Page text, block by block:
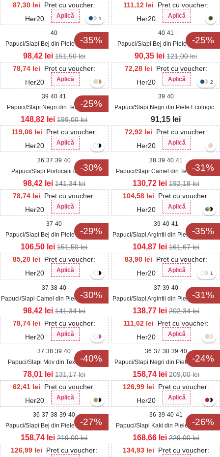
87,30 lei
Pret cu voucher:
Her20
Aplică
111,12 lei
Pret cu voucher:
Her20
Aplică
-35%
1
40
Papuci/Slapi Bej din Piele Ecologica
Intoarsa Nancie
78,74 lei
Pret cu voucher:
Her20
Aplică
98,42 lei 151,50lei
-25%
40 41
Papuci/Slapi Bej din Piele Ecologica
Edite
72,28 lei
Pret cu voucher:
Her20
Aplică
90,35 lei 121,00lei
-25%
39 40 41
Papuci/Slapi Negri din Textil Navari
119,06 lei
Pret cu voucher:
Her20
Aplică
148,82 lei 199,00lei
2
39 40
Papuci/Slapi Negri din Piele Ecologica
Oxana
72,92 lei
Pret cu voucher:
Her20
Aplică
91,15 lei
-30%
36 37 39 40
Papuci/Slapi Portocalii din Piele
Ecologica Zetay
78,74 lei
Pret cu voucher:
Her20
Aplică
98,42 lei 141,34lei
-31%
38 39 40 41
Papuci/Slapi Camel din Textil Maddie
104,58 lei
Pret cu voucher:
Her20
Aplică
130,72 lei 192,18lei
-29%
37 40
Papuci/Slapi Bej din Piele Ecologica
Nuala
85,20 lei
Pret cu voucher:
Her20
Aplică
106,50 lei 151,50lei
-35%
39 40 41
Papuci/Slapi Argintii din Piele Ecologica
Adisa
83,90 lei
Pret cu voucher:
Her20
Aplică
104,87 lei 161,67lei
-30%
37 38 40
Papuci/Slapi Camel din Piele Ecologica
Jianna
78,74 lei
Pret cu voucher:
Her20
Aplică
98,42 lei 141,34lei
-31%
1
37 39 40
Papuci/Slapi Argintii din Piele Ecologica
Corinne
111,02 lei
Pret cu voucher:
Her20
Aplică
138,77 lei 202,34lei
-40%
37 38 39 40
Papuci/Slapi Mov din Textil Ravina
62,41 lei
Pret cu voucher:
Her20
Aplică
78,01 lei 131,17lei
-24%
36 37 38 39 40
Papuci/Slapi Negri din Piele Ecologica
Yarky
126,99 lei
Pret cu voucher:
Her20
Aplică
158,74 lei 209,00lei
-27%
36 37 38 39 40
Papuci/Slapi Bej din Piele Ecologica
Torya
126,99 lei
Pret cu voucher:
158,74 lei 219,00lei
-26%
36 39 40 41
Papuci/Slapi Kaki din Piele Ecologica
Intoarsa Arzal
134,93 lei
Pret cu voucher:
168,66 lei 229,00lei